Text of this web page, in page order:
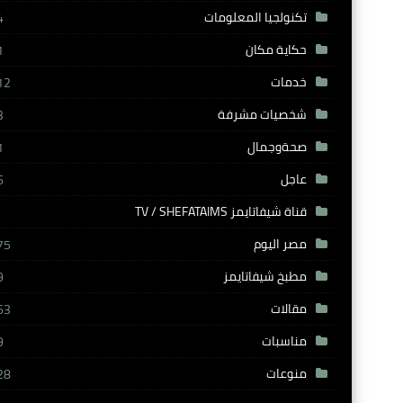
تكنولجيا المعلومات
حكاية مكان
خدمات
شخصيات مشرفة
صحةوجمال
عاجل
قناة شيفاتايمز TV / SHEFATAIMS
مصر اليوم
مطبخ شيفاتايمز
مقالات
مناسبات
منوعات